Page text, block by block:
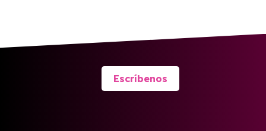
Escríbenos